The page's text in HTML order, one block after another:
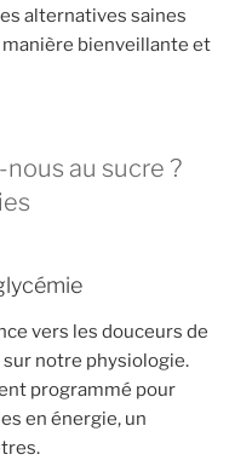
alternatives saines
bienveillante et
au sucre ?
vers les douceurs de
notre physiologie.
programmé pour
en énergie, un